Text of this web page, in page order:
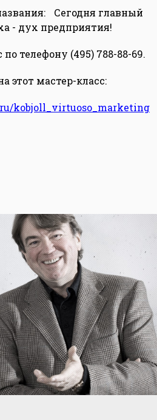
Сегодня главный
- дух предприятия!
телефону (495) 788-88-69.
этот мастер-класс:
kobjoll_virtuoso_marketing